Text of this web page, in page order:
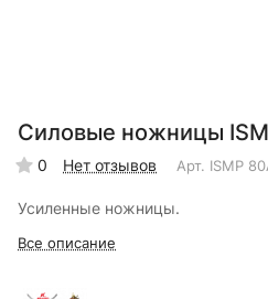
Силовые ножницы
0 Нет отзывов Арт. ISMP
Усиленные ножницы.
Все описание